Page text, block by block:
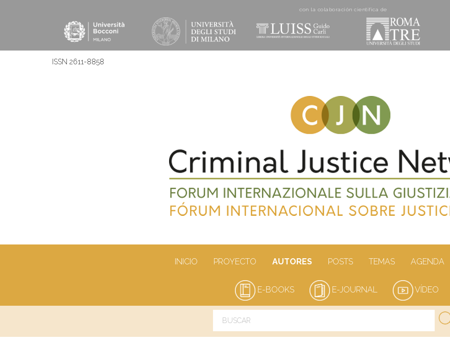
con la colaboración cientí­fica de
ISSN 2611-8858
INICIO PROYECTO AUTORES POSTS TEMAS AGENDA
E-BOOKS E-JOURNAL VÍDEO